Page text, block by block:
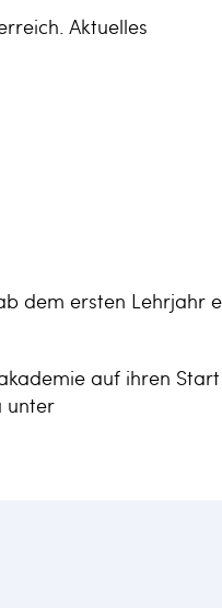
Aktuelles
dem ersten Lehrjahr
auf ihren
unter